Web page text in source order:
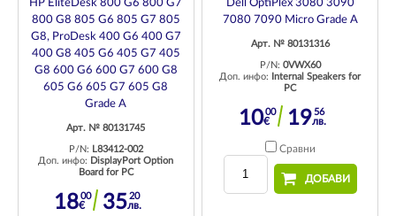
HP EliteDesk 800 G6 800 G7
800 G8 805 G6 805 G7 805
G8, ProDesk 400 G6 400 G7
400 G8 405 G6 405 G7 405
G8 600 G6 600 G7 600 G8
605 G6 605 G7 605 G8
Grade A
Арт. № 80131745
P/N: L83412-002
Доп. инфо: DisplayPort Option
Board for PC
1800
€ 3520
лв.
Dell OptiPlex 3080 3090
7080 7090 Micro Grade A
Арт. № 80131316
P/N: 0VWX60
Доп. инфо:
Internal Speakers for
PC
1000
€ 1956
лв.
Сравни
ДОБАВИ